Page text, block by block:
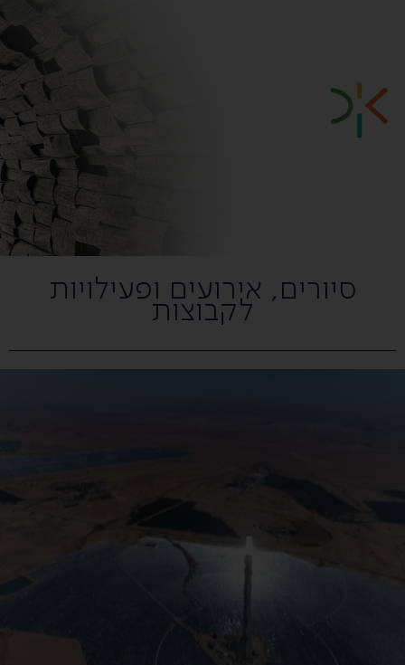
סיורים, אירועים ופעילויות
לקבוצות
הכוח הסולרית (המגדל)